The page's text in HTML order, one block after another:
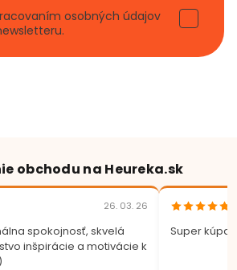
osobných údajov
obchodu na Heureka.sk
26. 03. 26
spokojnosť, skvelá
inšpirácie a motivácie k
Super